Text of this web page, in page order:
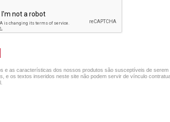
e as características dos nossos produtos são susceptíveis de
e os textos inseridos neste site não podem servir de vínculo